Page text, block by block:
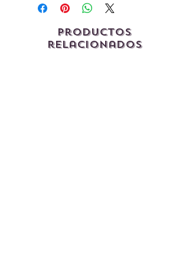
Productos
relacionados